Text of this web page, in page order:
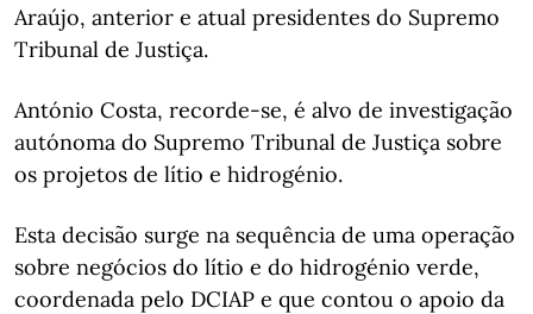
Araújo, anterior e atual presidentes do Supremo
Tribunal de Justiça.
António Costa, recorde-se, é alvo de investigação
autónoma do Supremo Tribunal de Justiça sobre
os projetos de lítio e hidrogénio.
Esta decisão surge na sequência de uma operação
sobre negócios do lítio e do hidrogénio verde,
coordenada pelo DCIAP e que contou o apoio da